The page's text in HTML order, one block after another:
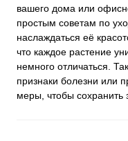
вашего дома или
простым советам по
наслаждаться её
что каждое растение
немного отличаться.
признаки болезни или
меры, чтобы сохранить